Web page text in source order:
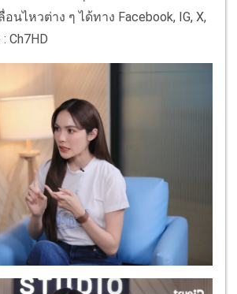
นไหวต่าง ๆ ได้ทาง Facebook, IG, X,
: Ch7HD